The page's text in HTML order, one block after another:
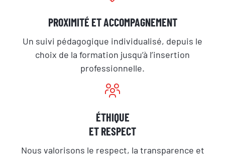
PROXIMITÉ ET ACCOMPAGNEMENT
Un suivi pédagogique individualisé, depuis le
choix de la formation jusqu’à l’insertion
professionnelle.
ÉTHIQUE
ET RESPECT
Nous valorisons le respect, la transparence et